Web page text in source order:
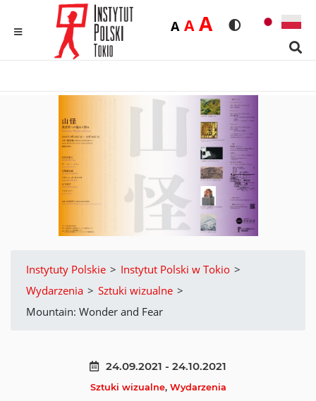
Rozmiar
ADomyślna
AŚrednia
ADużaWersja
Instytuty Polskie > Instytut Polski w Tokio >
Wydarzenia > Sztuki wizualne >
Mountain: Wonder and Fear
24.09.2021 - 24.10.2021
Sztuki wizualne, Wydarzenia